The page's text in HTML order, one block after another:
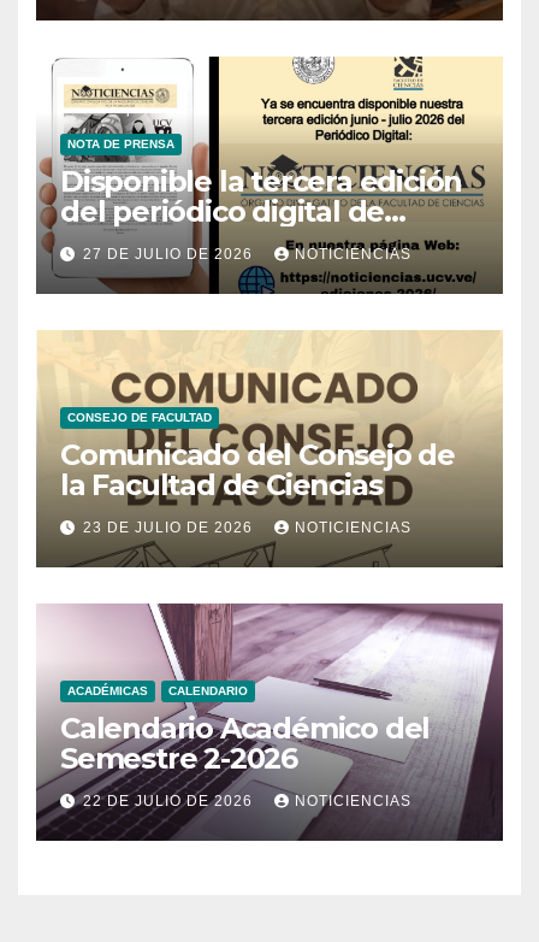
NOTA DE PRENSA
Disponible la tercera edición
del periódico digital de
Noticiencias 2026
27 DE JULIO DE 2026 NOTICIENCIAS
CONSEJO DE FACULTAD
Comunicado del Consejo de
la Facultad de Ciencias
23 DE JULIO DE 2026 NOTICIENCIAS
ACADÉMICAS CALENDARIO
Calendario Académico del
Semestre 2-2026
22 DE JULIO DE 2026 NOTICIENCIAS